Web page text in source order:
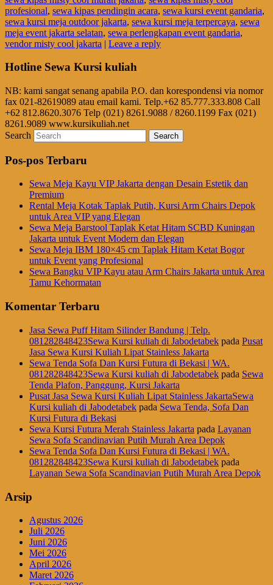
profesional, sewa kipas pendingin acara, sewa kursi event gandaria,
sewa kursi meja outdoor jakarta, sewa kursi meja terpercaya, sewa
meja event jakarta selatan, sewa perlengkapan event gandaria,
vendor misty cool jakarta | Leave a reply
Hotline Sewa Kursi kuliah
NB: kami sangat senang apabila P.O. dan korespondensi via nomor
fax 021-82619089 atau email kami. Telp.+62 85.777.333.808 Call
+62 812.8620.3076 Telp (021) 8261.9088 / 8260.1199 Fax (021)
8261.9089 www.kursikuliah.net
Search
Pos-pos Terbaru
Sewa Meja Kayu VIP Jakarta dengan Desain Estetik dan
Premium
Rental Meja Kotak Taplak Putih, Kursi Arm Chairs Depok
untuk Area VIP yang Elegan
Sewa Meja Barstool Taplak Ketat Hitam SCBD Kuningan
Jakarta untuk Event Modern dan Elegan
Sewa Meja IBM 180×45 cm Taplak Hitam Ketat Bogor
untuk Event yang Profesional
Sewa Bangku VIP Kayu atau Arm Chairs Jakarta untuk Area
Tamu Kehormatan
Komentar Terbaru
Jasa Sewa Puff Hitam Silinder Bandung | Telp.
081282848423Sewa Kursi kuliah di Jabodetabek pada Pusat
Jasa Sewa Kursi Kuliah Lipat Stainless Jakarta
Sewa Tenda Sofa Dan Kursi Futura di Bekasi | WA.
081282848423Sewa Kursi kuliah di Jabodetabek pada Sewa
Tenda Plafon, Panggung, Kursi Jakarta
Pusat Jasa Sewa Kursi Kuliah Lipat Stainless JakartaSewa
Kursi kuliah di Jabodetabek pada Sewa Tenda, Sofa Dan
Kursi Futura di Bekasi
Sewa Kursi Futura Merah Stainless Jakarta pada Layanan
Sewa Sofa Scandinavian Putih Murah Area Depok
Sewa Tenda Sofa Dan Kursi Futura di Bekasi | WA.
081282848423Sewa Kursi kuliah di Jabodetabek pada
Layanan Sewa Sofa Scandinavian Putih Murah Area Depok
Arsip
Agustus 2026
Juli 2026
Juni 2026
Mei 2026
April 2026
Maret 2026